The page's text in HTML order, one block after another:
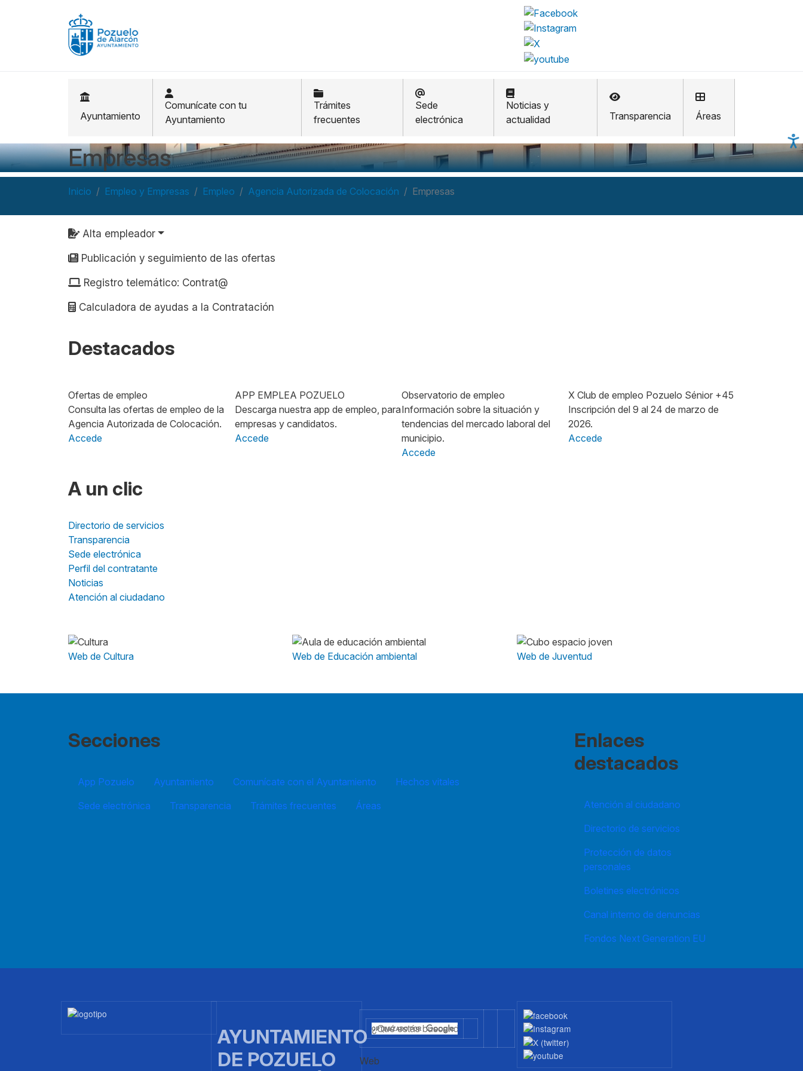
Ayuntamiento
Comunícate con tu
Ayuntamiento
Trámites
frecuentes
Sede
electrónica
Noticias y
actualidad
Transparencia Áreas
Empresas
Inicio Empleo y Empresas Empleo Agencia Autorizada de Colocación Empresas
Navegación principal
Alta empleador
Publicación y seguimiento de las ofertas
Registro telemático: Contrat@
Calculadora de ayudas a la Contratación
Destacados
Ofertas de empleo
Consulta las ofertas de empleo de la
Agencia Autorizada de Colocación.
Accede
APP EMPLEA POZUELO
Descarga nuestra app de empleo, para
empresas y candidatos.
Accede
Observatorio de empleo
Información sobre la situación y
tendencias del mercado laboral del
municipio.
Accede
X Club de empleo Pozuelo Sénior +45
Inscripción del 9 al 24 de marzo de
2026.
Accede
A un clic
Directorio de servicios
Transparencia
Sede electrónica
Perfil del contratante
Noticias
Atención al ciudadano
Web de Cultura Web de Educación ambiental Web de Juventud
Secciones
App Pozuelo Ayuntamiento Comunícate con el Ayuntamiento
Hechos vitales
Sede electrónica
Transparencia Trámites frecuentes Áreas
Enlaces
destacados
Atención al ciudadano
Directorio de servicios
Protección de datos
personales
Boletines electrónicos
Canal interno de denuncias
Fondos Next Generation EU
Imagen
AYUNTAMIENTO
DE POZUELO
Web